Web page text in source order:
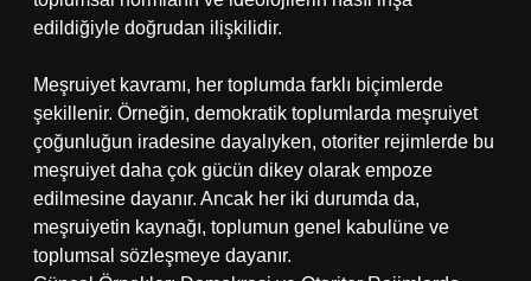
edildiğiyle doğrudan ilişkilidir.
Meşruiyet kavramı, her toplumda farklı biçimlerde
şekillenir. Örneğin, demokratik toplumlarda meşruiyet
çoğunluğun iradesine dayalıyken, otoriter rejimlerde bu
meşruiyet daha çok gücün dikey olarak empoze
edilmesine dayanır. Ancak her iki durumda da,
meşruiyetin kaynağı, toplumun genel kabulüne ve
toplumsal sözleşmeye dayanır.